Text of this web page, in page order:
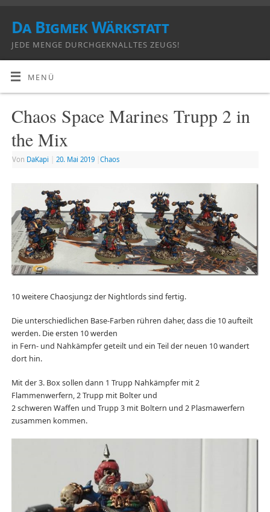
Da Bigmek Wärkstatt
JEDE MENGE DURCHGEKNALLTES ZEUGS!
MENÜ
Chaos Space Marines Trupp 2 in
the Mix
Von DaKapi 20. Mai 2019 Chaos
10 weitere Chaosjungz der Nightlords sind fertig.
Die unterschiedlichen Base-Farben rühren daher, dass die 10 aufteilt
werden. Die ersten 10 werden
in Fern- und Nahkämpfer geteilt und ein Teil der neuen 10 wandert
dort hin.
Mit der 3. Box sollen dann 1 Trupp Nahkämpfer mit 2
Flammenwerfern, 2 Trupp mit Bolter und
2 schweren Waffen und Trupp 3 mit Boltern und 2 Plasmawerfern
zusammen kommen.